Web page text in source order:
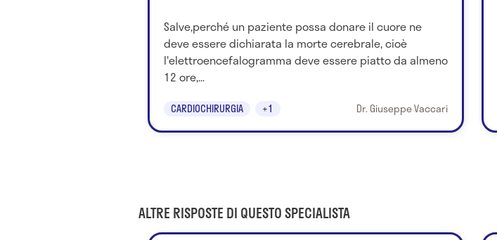
Salve,perché un paziente possa donare il cuore ne
deve essere dichiarata la morte cerebrale, cioè
l'elettroencefalogramma deve essere piatto da almeno
12 ore,...
CARDIOCHIRURGIA +1 Dr. Giuseppe Vaccari
ALTRE RISPOSTE DI QUESTO SPECIALISTA